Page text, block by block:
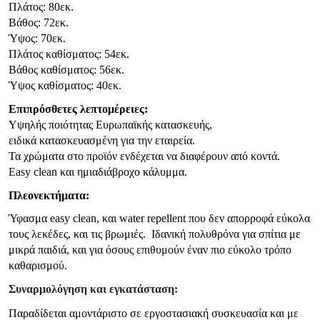
Πλάτος: 80εκ.
Βάθος: 72εκ.
Ύψος: 70εκ.
Πλάτος καθίσματος: 54εκ.
Βάθος καθίσματος: 56εκ.
Ύψος καθίσματος: 40εκ.
Επιπρόσθετες λεπτομέρειες:
Υψηλής ποιότητας Ευρωπαϊκής κατασκευής,
ειδικά κατασκευασμένη για την εταιρεία.
Τα χρώματα στο προϊόν ενδέχεται να διαφέρουν από κοντά.
Easy clean και ημιαδιάβροχο κάλυμμα.
Πλεονεκτήματα:
Ύφασμα easy clean, και water repellent που δεν απορροφά εύκολα
τους λεκέδες, και τις βρωμιές. Ιδανική πολυθρόνα για σπίτια με
μικρά παιδιά, και για όσους επιθυμούν έναν πιο εύκολο τρόπο
καθαρισμού.
Συναρμολόγηση και εγκατάσταση:
Παραδίδεται αμοντάριστο σε εργοστασιακή συσκευασία και με